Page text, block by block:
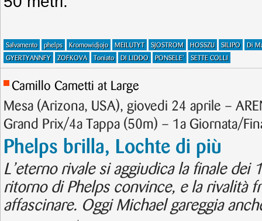
Salvamento phelps Kromowidjojo MEILUTYT SJOSTROM HOSSZU SILIPO
Di
GYERTYANNFY
ZOFKOVA Toniato DI LIDDO PONSELE' SETTE COLLI
Camillo Cametti at Large
Mesa (Arizona, USA), giovedi 24 aprile –
Grand Prix/4a Tappa (50m) – 1a Giornata/
Phelps brilla, Lochte di più
L’eterno rivale si aggiudica la finale dei
ritorno di Phelps convince, e la rivalità
affascinare. Oggi Michael gareggia